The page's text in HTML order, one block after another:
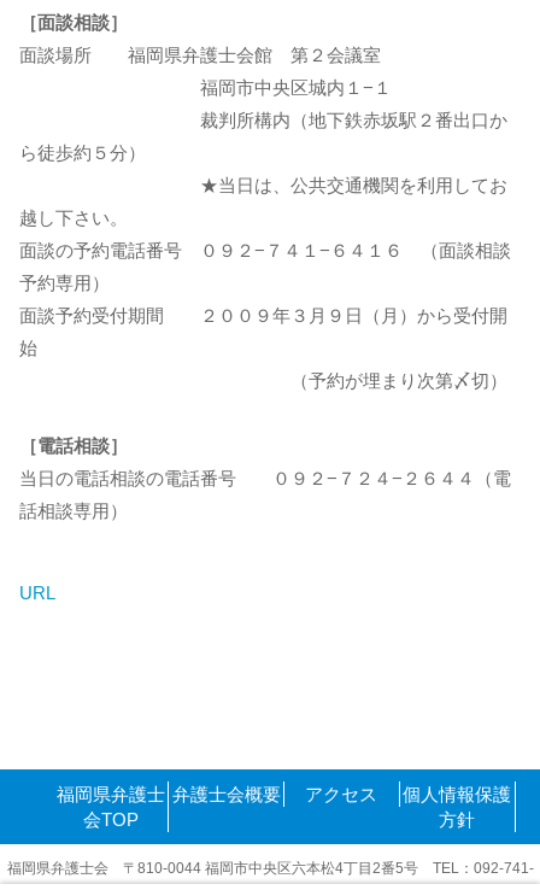
［面談相談］
面談場所 福岡県弁護士会館 第２会議室
福岡市中央区城内１−１
裁判所構内（地下鉄赤坂駅２番出口か
ら徒歩約５分）
★当日は、公共交通機関を利用してお
越し下さい。
面談の予約電話番号 ０９２−７４１−６４１６ （面談相談
予約専用）
面談予約受付期間 ２００９年３月９日（月）から受付開
始
（予約が埋まり次第〆切）
［電話相談］
当日の電話相談の電話番号 ０９２−７２４−２６４４（電
話相談専用）
URL
福岡県弁護士
会TOP
弁護士会概要 アクセス
個人情報保護
方針
福岡県弁護士会 〒810-0044 福岡市中央区六本松4丁目2番5号 TEL：092-741-